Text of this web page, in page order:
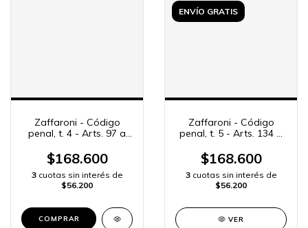
Zaffaroni - Código
penal, t. 4 - Arts. 97 a
$168.600
3 cuotas sin interés de
$56.200
ENVÍO GRATIS
Zaffaroni - Código
penal, t. 5 - Arts. 134 a
$168.600
3 cuotas sin interés de
$56.200
VER